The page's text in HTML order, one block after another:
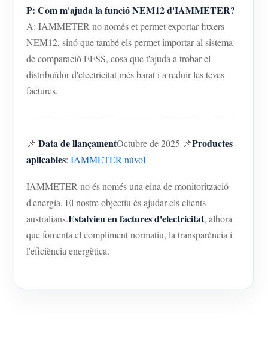
P: Com m'ajuda la funció NEM12 d'IAMMETER?
A: IAMMETER no només et permet exportar fitxers
NEM12, sinó que també els permet importar al sistema
de comparació EFSS, cosa que t'ajuda a trobar el
distribuïdor d'electricitat més barat i a reduir les teves
factures.
📌 Data de llançamentOctubre de 2025 📌Productes
aplicables: IAMMETER-núvol
IAMMETER no és només una eina de monitorització
d'energia. El nostre objectiu és ajudar els clients
australians.Estalvieu en factures d'electricitat, alhora
que fomenta el compliment normatiu, la transparència i
l'eficiència energètica.